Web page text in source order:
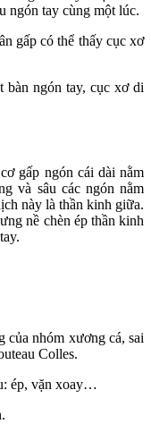
ngón tay cùng một lúc.
gấp có thể thấy cục xơ
ngón tay, cục xơ di
gấp ngón cái dài nằm
và sâu các ngón nằm
này là thần kinh giữa.
nề chèn ép thần kinh
của nhóm xương cá, sai
Colles.
ép, vặn xoay…